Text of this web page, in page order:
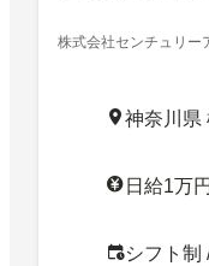
株式会社センチュリー
神奈川県
日給1万
シフト制